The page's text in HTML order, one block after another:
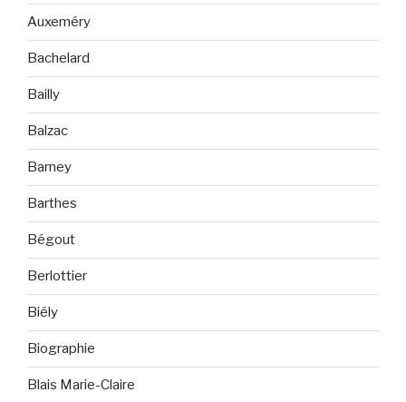
Auxeméry
Bachelard
Bailly
Balzac
Barney
Barthes
Bégout
Berlottier
Biély
Biographie
Blais Marie-Claire